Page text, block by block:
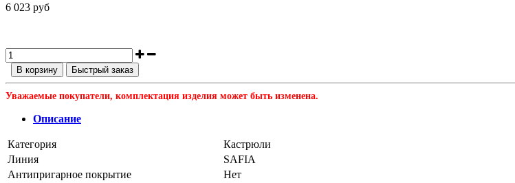
6 023 руб
В корзину Быстрый заказ
Уважаемые покупатели, комплектация изделия может быть изменена.
Описание
Категория
Кастрюли
Линия
SAFIA
Антипригарное покрытие
Нет